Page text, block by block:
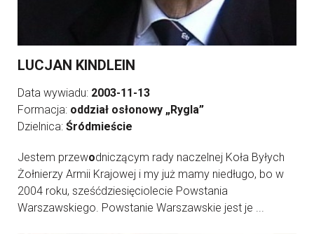
LUCJAN KINDLEIN
Data wywiadu: 2003-11-13
Formacja: oddział osłonowy „Rygla”
Dzielnica: Śródmieście
Jestem przewodniczącym rady naczelnej Koła Byłych
Żołnierzy Armii Krajowej i my już mamy niedługo, bo w
2004 roku, sześćdziesięciolecie Powstania
Warszawskiego. Powstanie Warszawskie jest je ...